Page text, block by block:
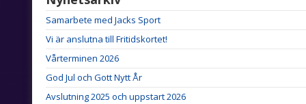
Samarbete med Jacks Sport
Vi är anslutna till Fritidskortet!
Vårterminen 2026
God Jul och Gott Nytt År
Avslutning 2025 och uppstart 2026